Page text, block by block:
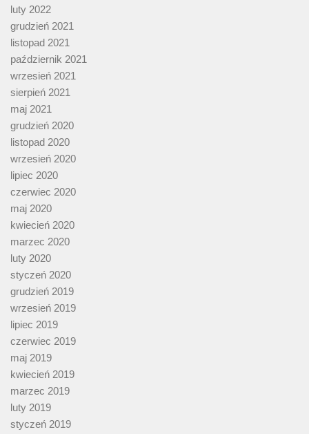
luty 2022
grudzień 2021
listopad 2021
październik 2021
wrzesień 2021
sierpień 2021
maj 2021
grudzień 2020
listopad 2020
wrzesień 2020
lipiec 2020
czerwiec 2020
maj 2020
kwiecień 2020
marzec 2020
luty 2020
styczeń 2020
grudzień 2019
wrzesień 2019
lipiec 2019
czerwiec 2019
maj 2019
kwiecień 2019
marzec 2019
luty 2019
styczeń 2019